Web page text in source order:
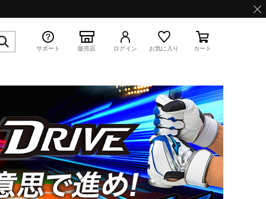
特集
サポート 販売店 ログイン お気に入り カート